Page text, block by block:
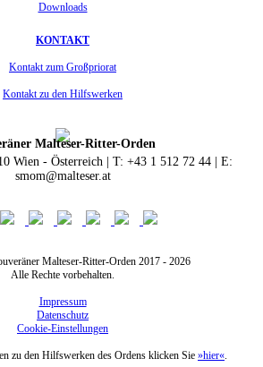
Downloads
KONTAKT
Kontakt zum Großpriorat
Kontakt zu den Hilfswerken
Malteser-Ritter-Orden
Wien - Österreich | T: +43 1 512 72 44 | E:
smom@malteser.at
Malteser-Ritter-Orden 2017 - 2026
Alle Rechte vorbehalten.
Impressum
Datenschutz
Cookie-Einstellungen
zu den Hilfswerken des Ordens klicken Sie »hier«.